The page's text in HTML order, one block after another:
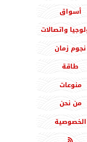
أسواق
واتصالات
نجوم زمان
طاقة
منوعات
من نحن
الخصوصية